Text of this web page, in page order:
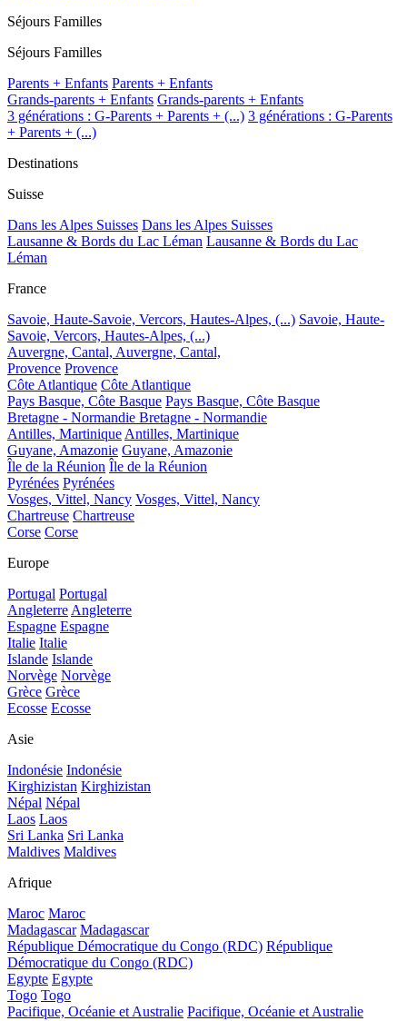
Séjours Familles
Séjours Familles
Parents + Enfants Parents + Enfants
Grands-parents + Enfants Grands-parents + Enfants
3 générations : G-Parents + Parents + (...) 3 générations : G-Parents
+ Parents + (...)
Destinations
Suisse
Dans les Alpes Suisses Dans les Alpes Suisses
Lausanne & Bords du Lac Léman Lausanne & Bords du Lac
Léman
France
Savoie, Haute-Savoie, Vercors, Hautes-Alpes, (...) Savoie, Haute-
Savoie, Vercors, Hautes-Alpes, (...)
Auvergne, Cantal, Auvergne, Cantal,
Provence Provence
Côte Atlantique Côte Atlantique
Pays Basque, Côte Basque Pays Basque, Côte Basque
Bretagne - Normandie Bretagne - Normandie
Antilles, MartiniqueAntilles, Martinique
Guyane, Amazonie Guyane, Amazonie
Île de la Réunion Île de la Réunion
Pyrénées Pyrénées
Vosges, Vittel, Nancy Vosges, Vittel, Nancy
Chartreuse Chartreuse
Corse Corse
Europe
Portugal Portugal
AngleterreAngleterre
Espagne Espagne
Italie Italie
Islande Islande
Norvège Norvège
Grèce Grèce
Ecosse Ecosse
Asie
Indonésie Indonésie
Kirghizistan Kirghizistan
Népal Népal
Laos Laos
Sri Lanka Sri Lanka
Maldives Maldives
Afrique
Maroc Maroc
Madagascar Madagascar
République Démocratique du Congo (RDC) République
Démocratique du Congo (RDC)
Egypte Egypte
Togo Togo
Pacifique, Océanie et Australie Pacifique, Océanie et Australie